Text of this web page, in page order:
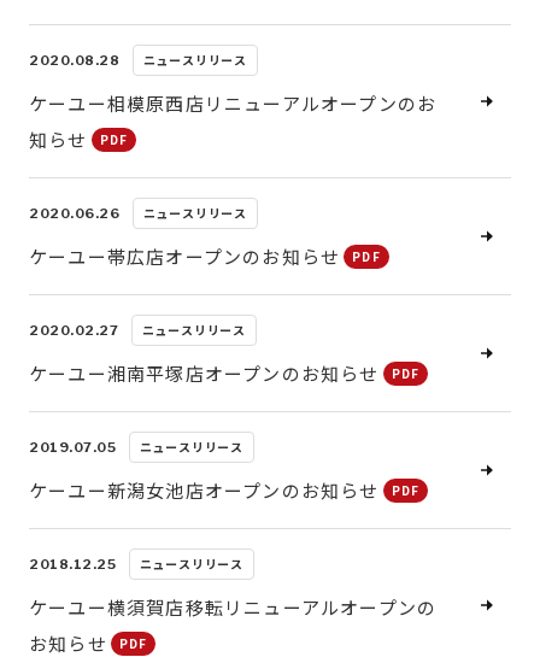
2020.08.28 ニュースリリース
ケーユー相模原西店リニューアルオープンのお
知らせ
2020.06.26 ニュースリリース
ケーユー帯広店オープンのお知らせ
2020.02.27 ニュースリリース
ケーユー湘南平塚店オープンのお知らせ
2019.07.05 ニュースリリース
ケーユー新潟女池店オープンのお知らせ
2018.12.25 ニュースリリース
ケーユー横須賀店移転リニューアルオープンの
お知らせ